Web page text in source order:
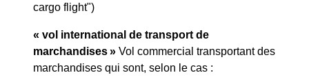
cargo flight")
« vol international de transport de
marchandises » Vol commercial transportant des
marchandises qui sont, selon le cas :